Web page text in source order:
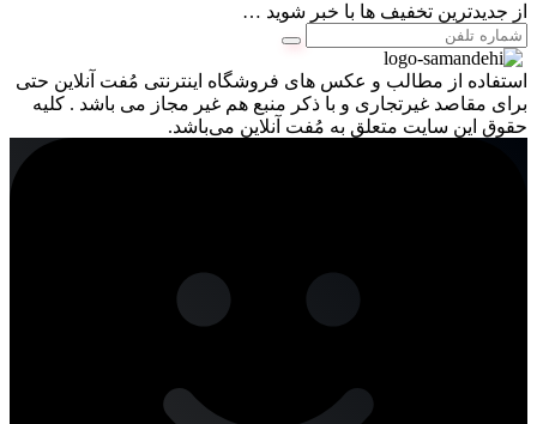
از جدیدترین تخفیف ها با خبر شوید …
استفاده از مطالب و عکس های فروشگاه اینترنتی مُفت آنلاین حتی
برای مقاصد غیرتجاری و با ذکر منبع هم غیر مجاز می باشد . کلیه
حقوق این سایت متعلق به مُفت آنلاین می‌باشد.